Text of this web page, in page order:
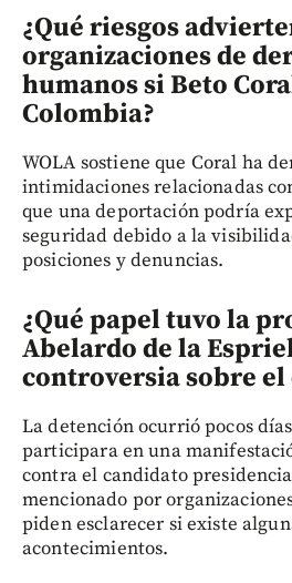
¿Qué riesgos
organizaciones de
humanos si Beto
Colombia?
WOLA sostiene que Coral ha
intimidaciones relacionadas
que una deportación podría
seguridad debido a la
posiciones y denuncias.
¿Qué papel tuvo la
Abelardo de la
controversia sobre el
La detención ocurrió pocos
participara en una
contra el candidato
mencionado por
piden esclarecer si existe
acontecimientos.